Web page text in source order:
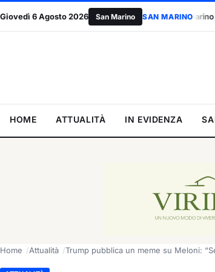
Giovedì 6 Agosto 2026 San Marino SAN MARINO
sul lavoro” San Marino Antiqua chiude con
HOME ATTUALITÀ IN EVIDENZA
Home Attualità Trump pubblica un meme su Meloni: